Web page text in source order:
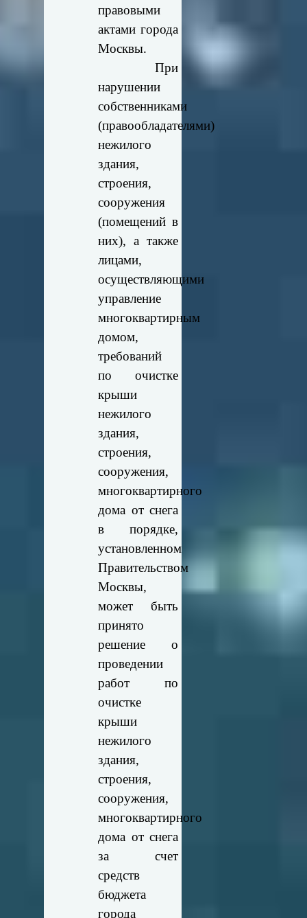
правовыми
актами города
Москвы.
При
нарушении
собственниками
(правообладателями)
нежилого
здания,
строения,
сооружения
(помещений в
них), а также
лицами,
осуществляющими
управление
многоквартирным
домом,
требований
по очистке
крыши
нежилого
здания,
строения,
сооружения,
многоквартирного
дома от снега
в порядке,
установленном
Правительством
Москвы,
может быть
принято
решение о
проведении
работ по
очистке
крыши
нежилого
здания,
строения,
сооружения,
многоквартирного
дома от снега
за счет
средств
бюджета
города